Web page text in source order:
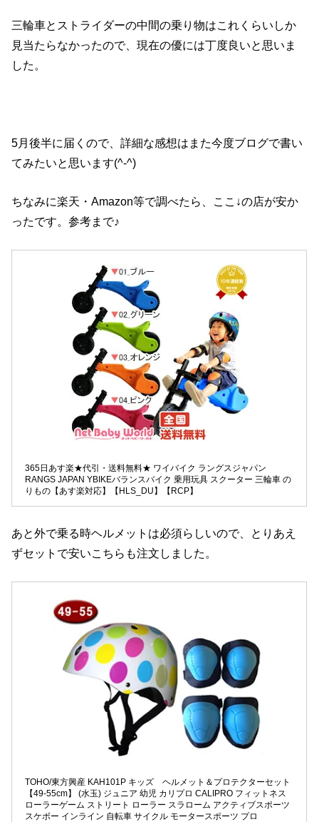
三輪車とストライダーの中間の乗り物はこれくらいしか
見当たらなかったので、現在の優には丁度良いと思いま
した。
5月後半に届くので、詳細な感想はまた今度ブログで書い
てみたいと思います(^-^)
ちなみに楽天・Amazon等で調べたら、ここ↓の店が安か
ったです。参考まで♪
365日あす楽★代引・送料無料★ ワイバイク ラングスジャパン
RANGS JAPAN YBIKEバランスバイク 乗用玩具 スクーター 三輪車 の
りもの【あす楽対応】【HLS_DU】【RCP】
あと外で乗る時ヘルメットは必須らしいので、とりあえ
ずセットで安いこちらも注文しました。
TOHO/東方興産 KAH101P キッズ ヘルメット＆プロテクターセット
【49-55cm】 (水玉) ジュニア 幼児 カリプロ CALIPRO フィットネス
ローラーゲーム ストリート ローラー スラローム アクティブスポーツ
スケボー インライン 自転車 サイクル モータースポーツ プロ